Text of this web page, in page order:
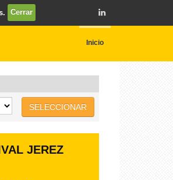
Inicio
SELECCIONAR
JEREZ
- ISMAEL JORDI -
Cerrar